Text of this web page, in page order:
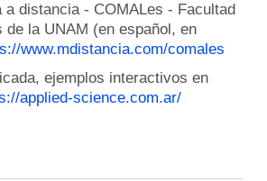
a distancia - COMALes - Facultad
de la UNAM (en español, en
www.mdistancia.com/comales
ejemplos interactivos en
applied-science.com.ar/